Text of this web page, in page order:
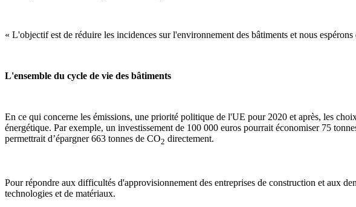
« L'objectif est de réduire les incidences sur l'environnement des bâtiments et nous
L'ensemble du cycle de vie des bâtiments
En ce qui concerne les émissions, une priorité politique de l'UE pour 2020 et après, les
énergétique. Par exemple, un investissement de 100 000 euros pourrait économiser 75
permettrait d’épargner 663 tonnes de CO2 directement.
Pour répondre aux difficultés d'approvisionnement des entreprises de construction et aux
technologies et de matériaux.